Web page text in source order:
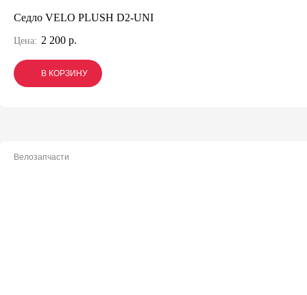
Седло VELO PLUSH D2-UNI
Цена: 2 200 р.
В КОРЗИНУ
В КОРЗИНУ
В КОРЗИНУ
Велозапчасти